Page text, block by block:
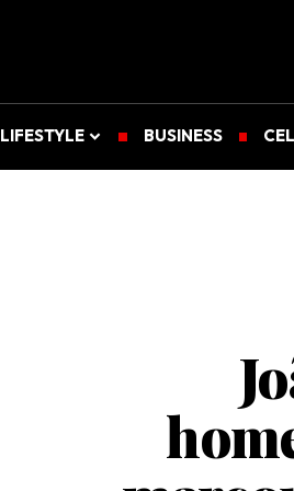
LIFESTYLE BUSINESS